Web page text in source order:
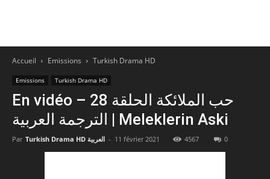
Accueil Emissions Turkish Drama HD
Emissions Turkish Drama HD
En vidéo – حب الملائكة الحلقة 28
الترجمة العربية | Meleklerin Aski
Par Turkish Drama HD العربية - 11 février 2021 4567 0